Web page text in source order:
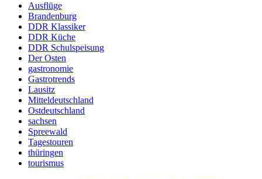
Ausflüge
Brandenburg
DDR Klassiker
DDR Küche
DDR Schulspeisung
Der Osten
gastronomie
Gastrotrends
Lausitz
Mitteldeutschland
Ostdeutschland
sachsen
Spreewald
Tagestouren
thüringen
tourismus